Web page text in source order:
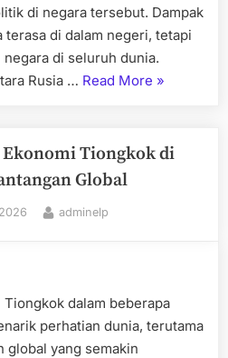
di negara tersebut. Dampak
di dalam negeri, tetapi
di seluruh dunia.
Rusia … Read More “Krisis
Rusia:
»
Tiongkok di
Global
By
adminelp
dalam beberapa
perhatian dunia, terutama
global yang semakin